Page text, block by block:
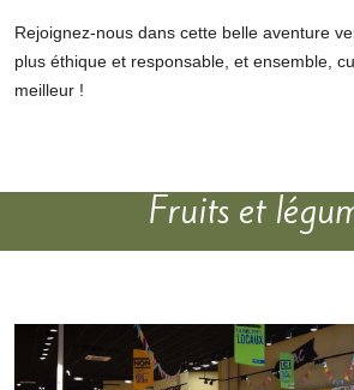
Rejoignez-nous dans cette belle aventure
plus éthique et responsable, et ensemble,
meilleur !
Fruits et